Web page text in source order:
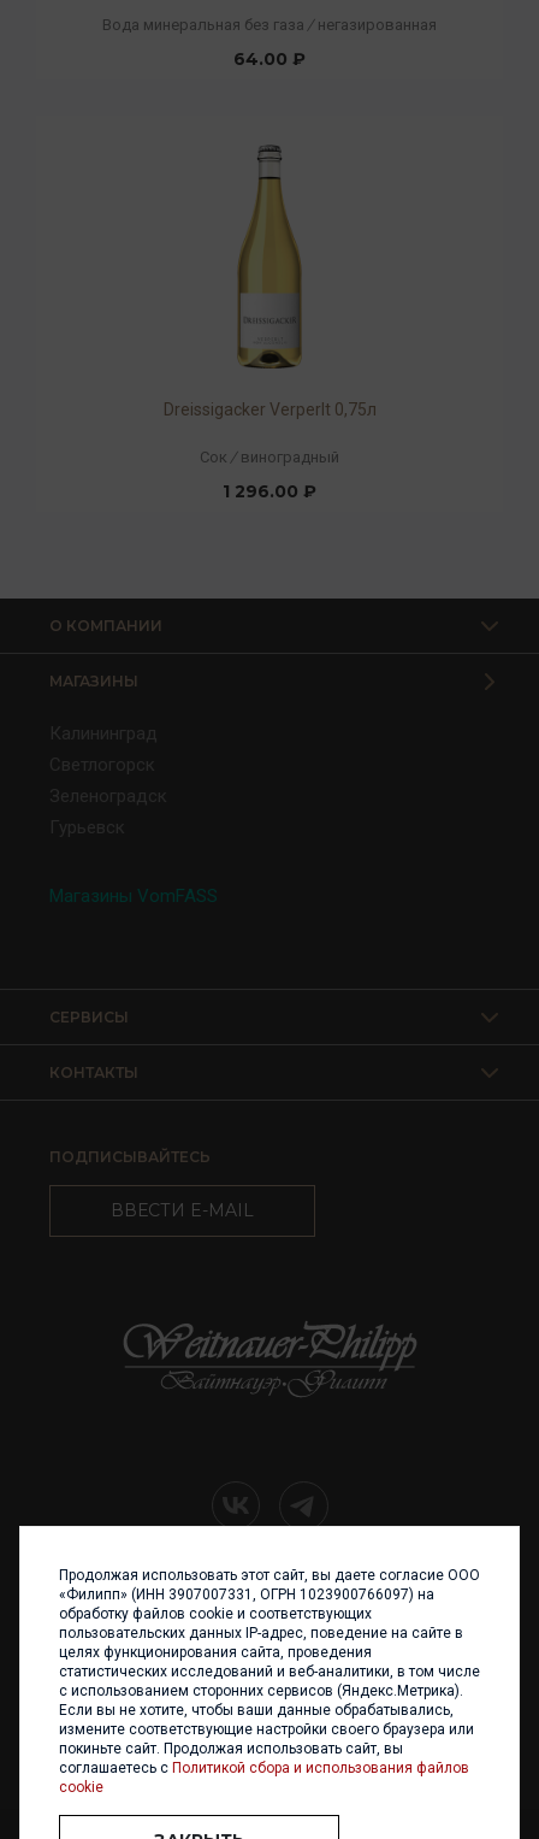
Вода минеральная без газа / негазированная
64.00 ₽
Dreissigacker Verperlt 0,75л
Сок / виноградный
1 296.00 ₽
О КОМПАНИИ
МАГАЗИНЫ
Калининград
Светлогорск
Зеленоградск
Гурьевск
Магазины VomFASS
КОНТАКТЫ
СЕРВИСЫ
ПОДПИСЫВАЙТЕСЬ
ВВЕСТИ E-MAIL
+7 (4012) 960 898
236017 Калининград,
ул. Каштановая аллея, 47
Телефон: +7 4012 960 898,
+7 4012 960 856
Написать нам
Продолжая использовать этот сайт, вы даете согласие ООО
«Филипп» (ИНН 3907007331, ОГРН 1023900766097) на
обработку файлов cookie и соответствующих
пользовательских данных IP-адрес, поведение на сайте в
целях функционирования сайта, проведения
статистических исследований и веб-аналитики, в том числе
с использованием сторонних сервисов (Яндекс.Метрика).
Если вы не хотите, чтобы ваши данные обрабатывались,
измените соответствующие настройки своего браузера или
покиньте сайт. Продолжая использовать сайт, вы
соглашаетесь с Политикой сбора и использования файлов
cookie